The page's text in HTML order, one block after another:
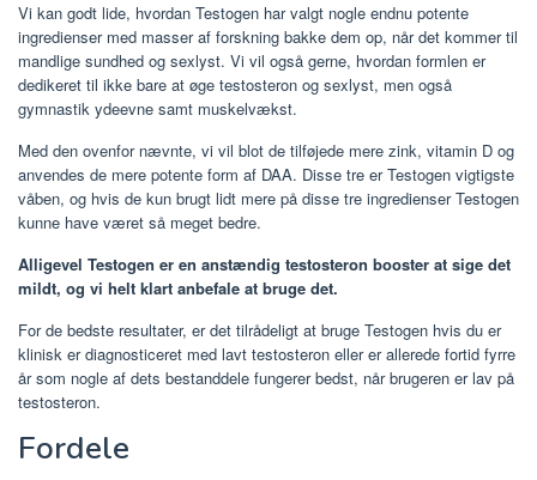
Vi kan godt lide, hvordan Testogen har valgt nogle endnu potente
ingredienser med masser af forskning bakke dem op, når det kommer til
mandlige sundhed og sexlyst. Vi vil også gerne, hvordan formlen er
dedikeret til ikke bare at øge testosteron og sexlyst, men også
gymnastik ydeevne samt muskelvækst.
Med den ovenfor nævnte, vi vil blot de tilføjede mere zink, vitamin D og
anvendes de mere potente form af DAA. Disse tre er Testogen vigtigste
våben, og hvis de kun brugt lidt mere på disse tre ingredienser Testogen
kunne have været så meget bedre.
Alligevel Testogen er en anstændig testosteron booster at sige det
mildt, og vi helt klart anbefale at bruge det.
For de bedste resultater, er det tilrådeligt at bruge Testogen hvis du er
klinisk er diagnosticeret med lavt testosteron eller er allerede fortid fyrre
år som nogle af dets bestanddele fungerer bedst, når brugeren er lav på
testosteron.
Fordele